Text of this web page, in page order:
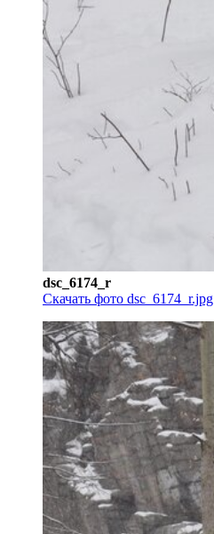
dsc_6174_r
Скачать фото dsc_6174_r.jpg